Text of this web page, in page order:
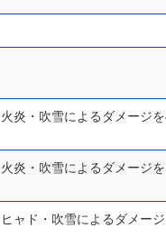
火炎・吹雪によるダメージ
火炎・吹雪によるダメージ
ヒャド・吹雪によるダメー